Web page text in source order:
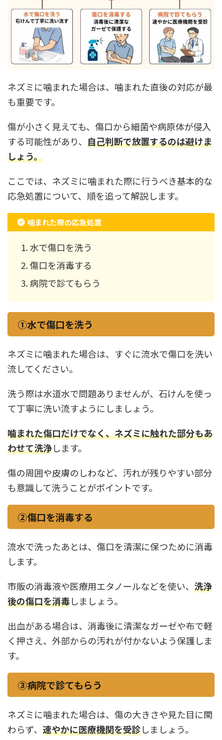
ネズミに噛まれた場合は、噛まれた直後の対応が最
も重要です。
傷が小さく見えても、傷口から細菌や病原体が侵入
する可能性があり、 自己判断で放置するのは避けま
しょう。
ここでは、ネズミに噛まれた際に行うべき基本的な
応急処置について、順を追って解説します。
噛まれた際の応急処置
水で傷口を洗う
傷口を消毒する
病院で診てもらう
①水で傷口を洗う
ネズミに噛まれた場合は、すぐに流水で傷口を洗い
流してください。
洗う際は水道水で問題ありませんが、石けんを使っ
て丁寧に洗い流すようにしましょう。
噛まれた傷口だけでなく、ネズミに触れた部分もあ
わせて洗浄します。
傷の周囲や皮膚のしわなど、汚れが残りやすい部分
も意識して洗うことがポイントです。
②傷口を消毒する
流水で洗ったあとは、傷口を清潔に保つために消毒
します。
市販の消毒液や医療用エタノールなどを使い、 洗浄
後の傷口を消毒しましょう。
出血がある場合は、消毒後に清潔なガーゼや布で軽
く押さえ、外部からの汚れが付かないよう保護しま
す。
③病院で診てもらう
ネズミに噛まれた場合は、傷の大きさや見た目に関
わらず、 速やかに医療機関を受診しましょう。